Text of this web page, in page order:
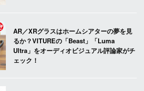
AR／XRグラスはホームシアターの夢を見
るか？VITUREの「Beast」「Luma
Ultra」をオーディオビジュアル評論家がチ
ェック！